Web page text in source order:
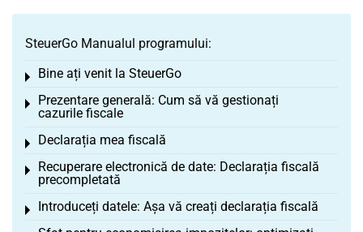
SteuerGo Manualul programului:
Bine ați venit la SteuerGo
Toggle menu
Prezentare generală: Cum să vă gestionați
cazurile fiscale
Toggle menu
Declarația mea fiscală
Toggle menu
Recuperare electronică de date: Declarația fiscală
precompletată
Toggle menu
Introduceți datele: Așa vă creați declarația fiscală
Toggle menu